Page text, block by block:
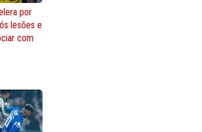
por
lesões e
com